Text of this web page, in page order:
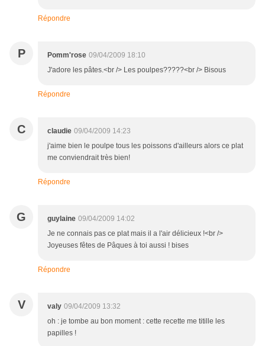
Répondre
P Pomm'rose 09/04/2009 18:10
J'adore les pâtes.<br /> Les poulpes?????<br /> Bisous
Répondre
C claudie 09/04/2009 14:23
j'aime bien le poulpe tous les poissons d'ailleurs alors ce plat
me conviendrait très bien!
Répondre
G guylaine 09/04/2009 14:02
Je ne connais pas ce plat mais il a l'air délicieux !<br />
Joyeuses fêtes de Pâques à toi aussi ! bises
Répondre
V valy 09/04/2009 13:32
oh : je tombe au bon moment : cette recette me titille les
papilles !